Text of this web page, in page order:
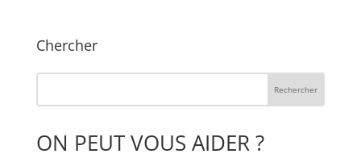
Chercher
ON PEUT VOUS AIDER ?